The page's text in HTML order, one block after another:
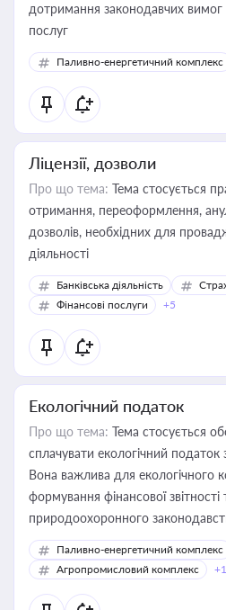
дотримання законодавчих
послуг
Паливно-енергетичний комплекс
Ліцензії, дозволи
Про що тема: Тема стосується
отримання, переоформлення,
дозволів, необхідних для
діяльності
Банківська діяльність
Фінансові послуги
+5
Екологічний податок
Про що тема: Тема стосується
сплачувати екологічний податок
Вона важлива для екологічного
формування фінансової
природоохоронного
Паливно-енергетичний комплекс
Агропромисловий комплекс
+1